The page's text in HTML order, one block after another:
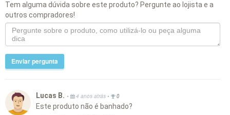
Tem alguma dúvida sobre este produto? Pergunte ao lojista e a
outros compradores!
Enviar pergunta
Lucas B. • 4 anos atrás • 0
Este produto não é banhado?